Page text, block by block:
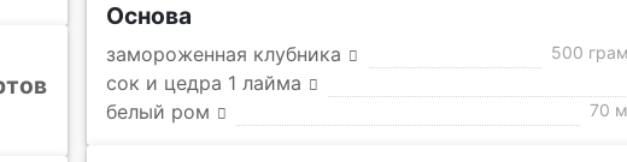
Основа
замороженная клубника 500
сок и цедра 1 лайма
белый ром 70